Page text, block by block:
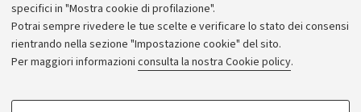
specifici in "Mostra cookie di profilazione".
Potrai sempre rivedere le tue scelte e verificare lo stato dei consensi
rientrando nella sezione "Impostazione cookie" del sito.
Per maggiori informazioni consulta la nostra Cookie policy.
Megachilein giugno
Megachileinagosto